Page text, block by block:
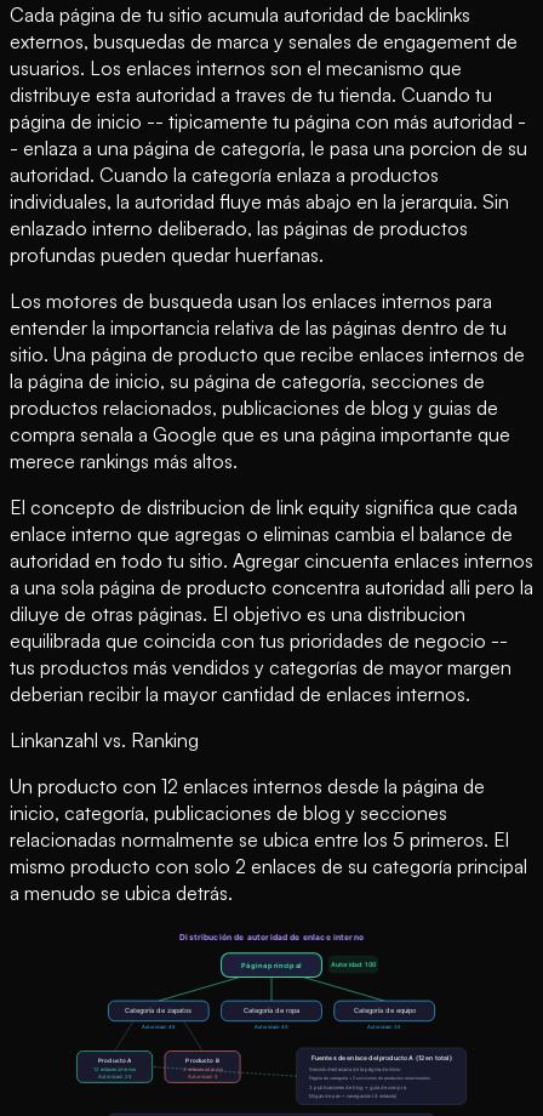
Cada página de tu sitio acumula autoridad de backlinks
externos, busquedas de marca y senales de engagement de
usuarios. Los enlaces internos son el mecanismo que
distribuye esta autoridad a traves de tu tienda. Cuando tu
página de inicio -- tipicamente tu página con más autoridad -
- enlaza a una página de categoría, le pasa una porcion de su
autoridad. Cuando la categoría enlaza a productos
individuales, la autoridad fluye más abajo en la jerarquia. Sin
enlazado interno deliberado, las páginas de productos
profundas pueden quedar huerfanas.
Los motores de busqueda usan los enlaces internos para
entender la importancia relativa de las páginas dentro de tu
sitio. Una página de producto que recibe enlaces internos de
la página de inicio, su página de categoría, secciones de
productos relacionados, publicaciones de blog y guias de
compra senala a Google que es una página importante que
merece rankings más altos.
El concepto de distribucion de link equity significa que cada
enlace interno que agregas o eliminas cambia el balance de
autoridad en todo tu sitio. Agregar cincuenta enlaces internos
a una sola página de producto concentra autoridad alli pero la
diluye de otras páginas. El objetivo es una distribucion
equilibrada que coincida con tus prioridades de negocio --
tus productos más vendidos y categorías de mayor margen
deberian recibir la mayor cantidad de enlaces internos.
Linkanzahl vs. Ranking
Un producto con 12 enlaces internos desde la página de
inicio, categoría, publicaciones de blog y secciones
relacionadas normalmente se ubica entre los 5 primeros. El
mismo producto con solo 2 enlaces de su categoría principal
a menudo se ubica detrás.